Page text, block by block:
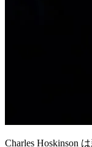
Charles Hoskinson